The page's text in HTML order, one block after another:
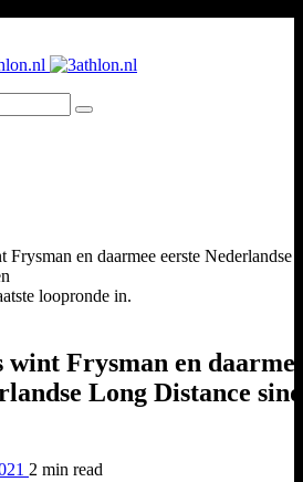
loopronde in.
wint Frysman en
Long Distance
2 min read